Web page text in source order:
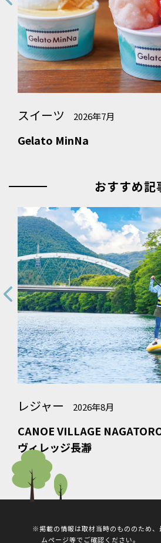
スイーツ 2026年7月
Gelato MinNa
おすすめ記
レジャー 2026年8月
CANOE VILLAGE
ヴィレッジ長瀞
※掲載の情報は取材当時のもののため、
ムページ等でご確認ください。